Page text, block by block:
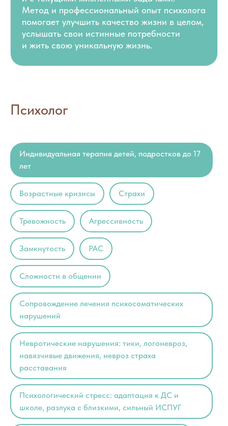
Метод и профессиональный опыт психолога
помогает улучшить качество жизни в целом,
услышать свои истинные потребности
и жить свою уникальную жизнь.
Психолог
Индивидуальная терапия детей, подростков до 17
лет
Возрастные кризисы Страхи
Тревожность Агрессивность
Замкнутость РАС
Сложности в общении
Сопровождение лечения психосоматических
нарушений
Невротические нарушения: тики, логоневроз,
навязчивые движения, невроз страха
расставания
Психологический стресс: адаптация к ДС и
школе, разлука с близкими, сильный ИСПУГ